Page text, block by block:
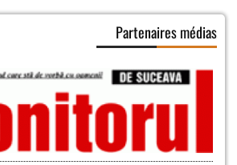
Partenaires médias